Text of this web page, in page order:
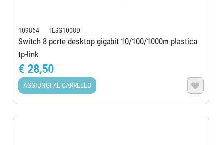
109864 TLSG1008D
Switch 8 porte desktop gigabit 10/100/1000m plastica
tp-link
€ 28,50
AGGIUNGI AL CARRELLO 